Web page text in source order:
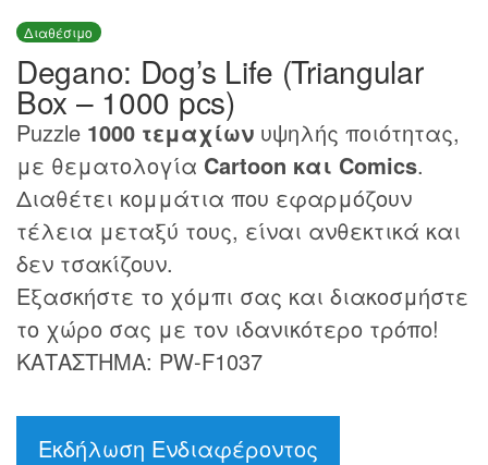
Διαθέσιμο
Degano: Dog’s Life (Triangular
Box – 1000 pcs)
Puzzle 1000 τεμαχίων υψηλής ποιότητας,
με θεματολογία Cartoon και Comics.
Διαθέτει κομμάτια που εφαρμόζουν
τέλεια μεταξύ τους, είναι ανθεκτικά και
δεν τσακίζουν.
Εξασκήστε το χόμπι σας και διακοσμήστε
το χώρο σας με τον ιδανικότερο τρόπο!
ΚΑΤΑΣΤΗΜΑ: PW-F1037
Εκδήλωση Ενδιαφέροντος